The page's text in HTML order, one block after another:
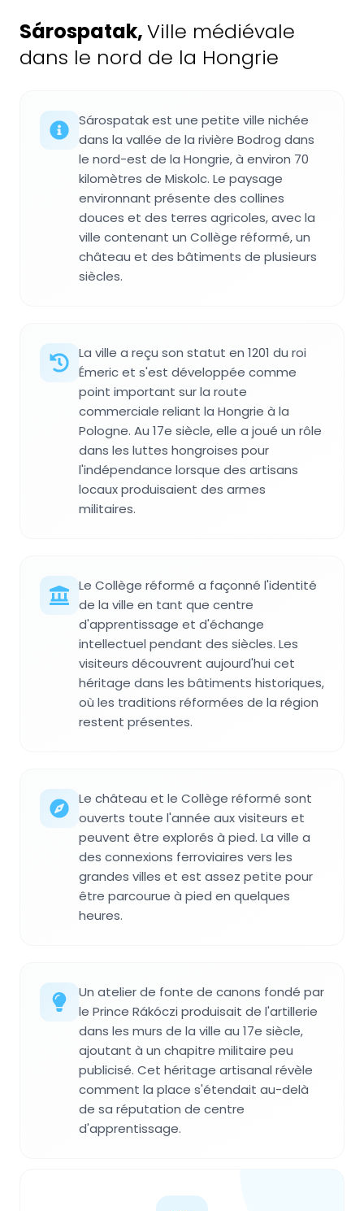
Sárospatak,Ville médiévale
dans le nord de la Hongrie
Sárospatak est une petite ville nichée
dans la vallée de la rivière Bodrog dans
le nord-est de la Hongrie, à environ 70
kilomètres de Miskolc. Le paysage
environnant présente des collines
douces et des terres agricoles, avec la
ville contenant un Collège réformé, un
château et des bâtiments de plusieurs
siècles.
La ville a reçu son statut en 1201 du roi
Émeric et s'est développée comme
point important sur la route
commerciale reliant la Hongrie à la
Pologne. Au 17e siècle, elle a joué un rôle
dans les luttes hongroises pour
l'indépendance lorsque des artisans
locaux produisaient des armes
militaires.
Le Collège réformé a façonné l'identité
de la ville en tant que centre
d'apprentissage et d'échange
intellectuel pendant des siècles. Les
visiteurs découvrent aujourd'hui cet
héritage dans les bâtiments historiques,
où les traditions réformées de la région
restent présentes.
Le château et le Collège réformé sont
ouverts toute l'année aux visiteurs et
peuvent être explorés à pied. La ville a
des connexions ferroviaires vers les
grandes villes et est assez petite pour
être parcourue à pied en quelques
heures.
Un atelier de fonte de canons fondé par
le Prince Rákóczi produisait de l'artillerie
dans les murs de la ville au 17e siècle,
ajoutant à un chapitre militaire peu
publicisé. Cet héritage artisanal révèle
comment la place s'étendait au-delà
de sa réputation de centre
d'apprentissage.